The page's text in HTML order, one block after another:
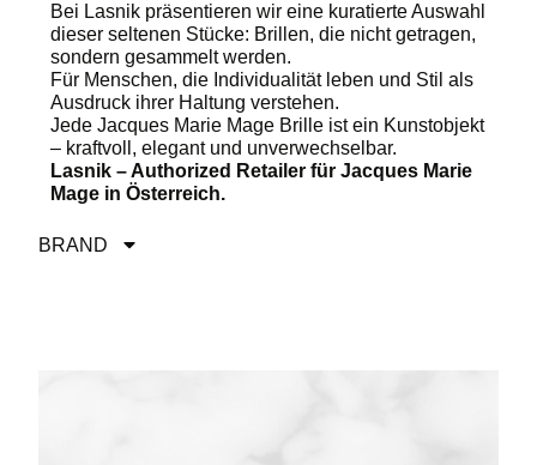
Bei Lasnik präsentieren wir eine kuratierte Auswahl
dieser seltenen Stücke: Brillen, die nicht getragen,
sondern gesammelt werden.
Für Menschen, die Individualität leben und Stil als
Ausdruck ihrer Haltung verstehen.
Jede Jacques Marie Mage Brille ist ein Kunstobjekt
– kraftvoll, elegant und unverwechselbar.
Lasnik – Authorized Retailer für Jacques Marie
Mage in Österreich.
BRAND